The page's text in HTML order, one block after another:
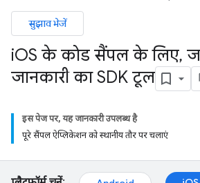
सुझाव भेजें
iOS के कोड सैंपल के लिए,
जानकारी का SDK टूल
इस पेज पर, यह जानकारी उपलब्ध है
पूरे सैंपल ऐप्लिकेशन को स्थानीय तौर पर चलाएं